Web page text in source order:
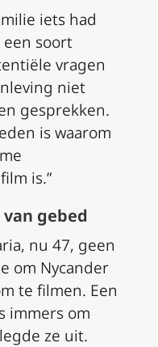
iets had
een soort
vragen
niet
gesprekken.
is waarom
is.”
gebed
nu 47, geen
om Nycander
te filmen. Een
immers om
ze uit.